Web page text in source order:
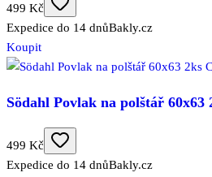
499 Kč
Expedice do 14 dnůBakly.cz
Koupit
Södahl Povlak na polštář
499 Kč
Expedice do 14 dnůBakly.cz